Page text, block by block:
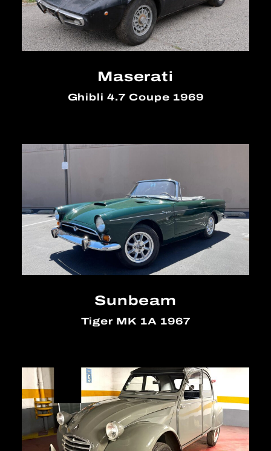
Maserati
Ghibli 4.7 Coupe 1969
Sunbeam
Tiger MK 1A 1967